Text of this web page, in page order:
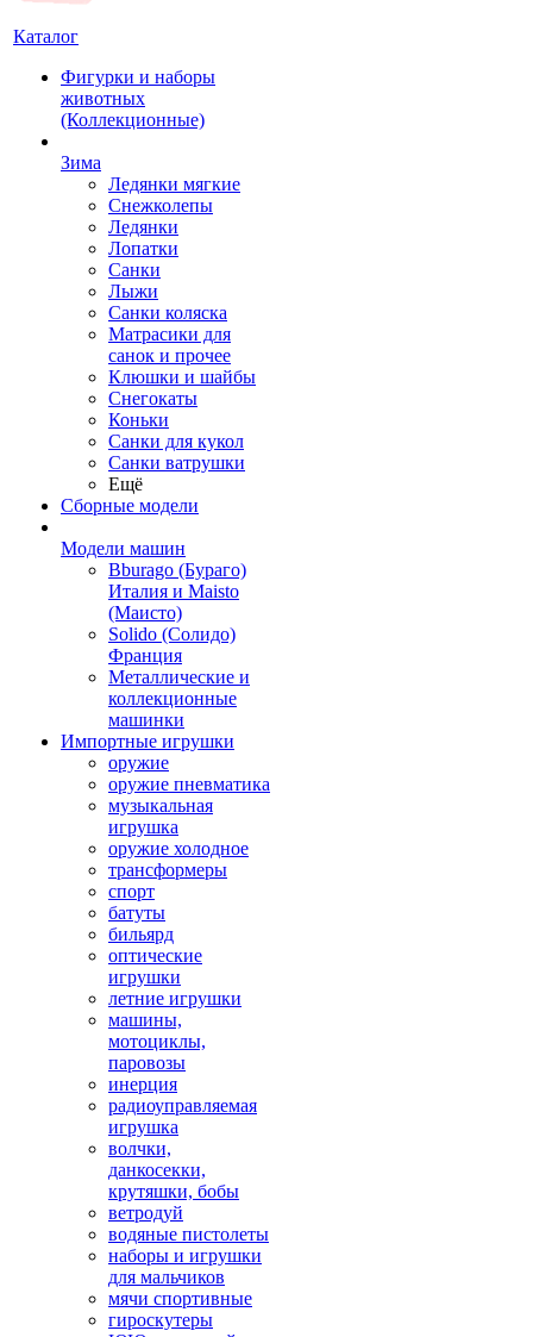
Каталог
Фигурки и наборы
животных
(Коллекционные)
Зима
Ледянки мягкие
Снежколепы
Ледянки
Лопатки
Санки
Лыжи
Санки коляска
Матрасики для
санок и прочее
Клюшки и шайбы
Снегокаты
Коньки
Санки для кукол
Санки ватрушки
Ещё
Сборные модели
Модели машин
Bburago (Бураго)
Италия и Maisto
(Маисто)
Solido (Солидо)
Франция
Металлические и
коллекционные
машинки
Импортные игрушки
оружие
оружие пневматика
музыкальная
игрушка
оружие холодное
трансформеры
спорт
батуты
бильярд
оптические
игрушки
летние игрушки
машины,
мотоциклы,
паровозы
инерция
радиоуправляемая
игрушка
волчки,
данкосекки,
крутяшки, бобы
ветродуй
водяные пистолеты
наборы и игрушки
для мальчиков
мячи спортивные
гироскутеры